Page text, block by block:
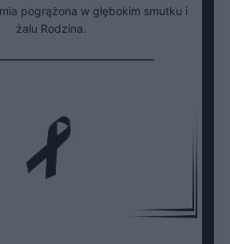
pogrążona w głębokim smutku i
żalu Rodzina.